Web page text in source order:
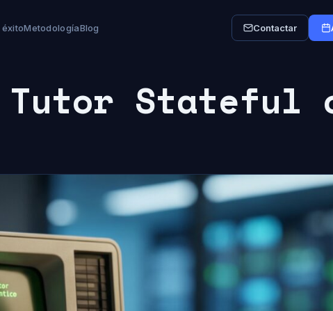
éxitoMetodologíaBlog Contactar
Tutor Stateful